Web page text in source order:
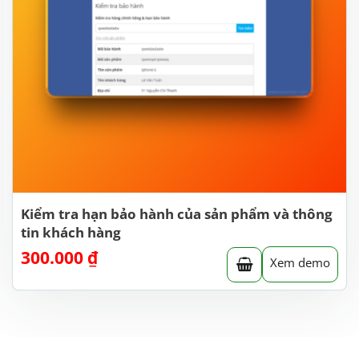
Kiểm tra hạn bảo hành của sản phẩm và thông
tin khách hàng
300.000 ₫ Xem demo